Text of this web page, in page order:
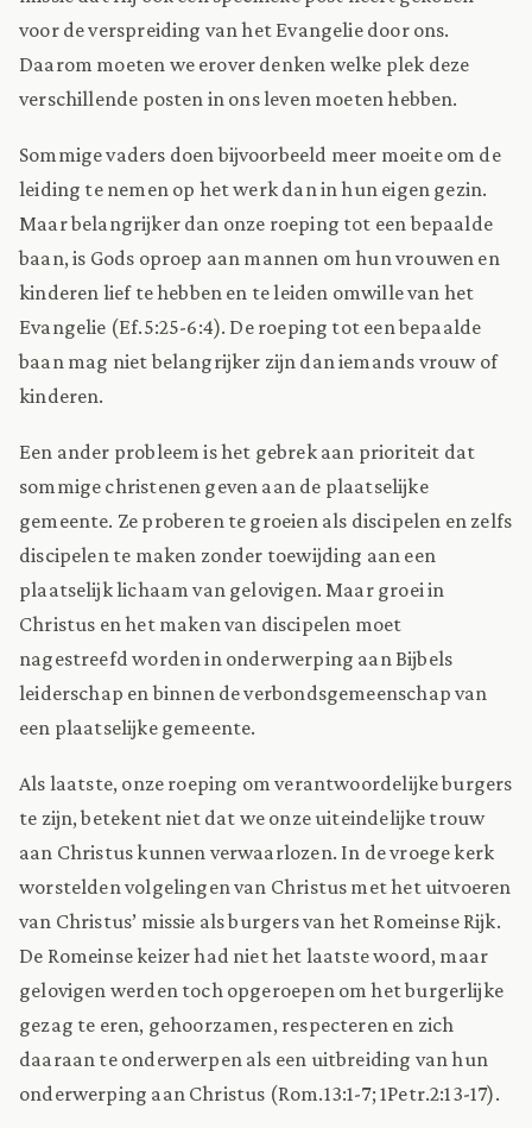
voor de verspreiding van het Evangelie door ons.
Daarom moeten we erover denken welke plek deze
verschillende posten in ons leven moeten hebben.
Sommige vaders doen bijvoorbeeld meer moeite om de
leiding te nemen op het werk dan in hun eigen gezin.
Maar belangrijker dan onze roeping tot een bepaalde
baan, is Gods oproep aan mannen om hun vrouwen en
kinderen lief te hebben en te leiden omwille van het
Evangelie (Ef.5:25-6:4). De roeping tot een bepaalde
baan mag niet belangrijker zijn dan iemands vrouw of
kinderen.
Een ander probleem is het gebrek aan prioriteit dat
sommige christenen geven aan de plaatselijke
gemeente. Ze proberen te groeien als discipelen en zelfs
discipelen te maken zonder toewijding aan een
plaatselijk lichaam van gelovigen. Maar groei in
Christus en het maken van discipelen moet
nagestreefd worden in onderwerping aan Bijbels
leiderschap en binnen de verbondsgemeenschap van
een plaatselijke gemeente.
Als laatste, onze roeping om verantwoordelijke burgers
te zijn, betekent niet dat we onze uiteindelijke trouw
aan Christus kunnen verwaarlozen. In de vroege kerk
worstelden volgelingen van Christus met het uitvoeren
van Christus’ missie als burgers van het Romeinse Rijk.
De Romeinse keizer had niet het laatste woord, maar
gelovigen werden toch opgeroepen om het burgerlijke
gezag te eren, gehoorzamen, respecteren en zich
daaraan te onderwerpen als een uitbreiding van hun
onderwerping aan Christus (Rom.13:1-7; 1Petr.2:13-17).